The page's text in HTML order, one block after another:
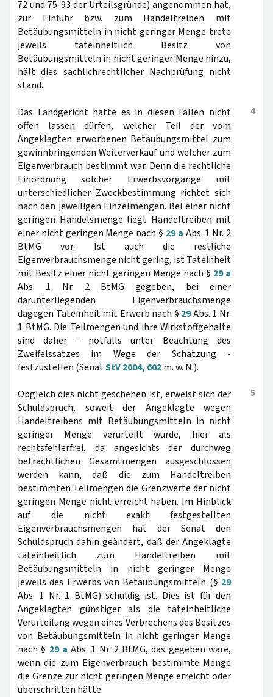
72 und 75-93 der Urteilsgründe) angenommen hat,
zur Einfuhr bzw. zum Handeltreiben mit
Betäubungsmitteln in nicht geringer Menge trete
jeweils tateinheitlich Besitz von
Betäubungsmitteln in nicht geringer Menge hinzu,
hält dies sachlichrechtlicher Nachprüfung nicht
stand.
4
Das Landgericht hätte es in diesen Fällen nicht
offen lassen dürfen, welcher Teil der vom
Angeklagten erworbenen Betäubungsmittel zum
gewinnbringenden Weiterverkauf und welcher zum
Eigenverbrauch bestimmt war. Denn die rechtliche
Einordnung solcher Erwerbsvorgänge mit
unterschiedlicher Zweckbestimmung richtet sich
nach den jeweiligen Einzelmengen. Bei einer nicht
geringen Handelsmenge liegt Handeltreiben mit
einer nicht geringen Menge nach § 29 a Abs. 1 Nr. 2
BtMG vor. Ist auch die restliche
Eigenverbrauchsmenge nicht gering, ist Tateinheit
mit Besitz einer nicht geringen Menge nach § 29 a
Abs. 1 Nr. 2 BtMG gegeben, bei einer
darunterliegenden Eigenverbrauchsmenge
dagegen Tateinheit mit Erwerb nach § 29Abs. 1 Nr.
1 BtMG. Die Teilmengen und ihre Wirkstoffgehalte
sind daher - notfalls unter Beachtung des
Zweifelssatzes im Wege der Schätzung -
festzustellen (SenatStV 2004, 602m. w. N.).
5
Obgleich dies nicht geschehen ist, erweist sich der
Schuldspruch, soweit der Angeklagte wegen
Handeltreibens mit Betäubungsmitteln in nicht
geringer Menge verurteilt wurde, hier als
rechtsfehlerfrei, da angesichts der durchweg
beträchtlichen Gesamtmengen ausgeschlossen
werden kann, daß die zum Handeltreiben
bestimmten Teilmengen die Grenzwerte der nicht
geringen Menge nicht erreicht haben. Im Hinblick
auf die nicht exakt festgestellten
Eigenverbrauchsmengen hat der Senat den
Schuldspruch dahin geändert, daß der Angeklagte
tateinheitlich zum Handeltreiben mit
Betäubungsmitteln in nicht geringer Menge
jeweils des Erwerbs von Betäubungsmitteln (§ 29
Abs. 1 Nr. 1 BtMG) schuldig ist. Dies ist für den
Angeklagten günstiger als die tateinheitliche
Verurteilung wegen eines Verbrechens des Besitzes
von Betäubungsmitteln in nicht geringer Menge
nach § 29 a Abs. 1 Nr. 2 BtMG, das gegeben wäre,
wenn die zum Eigenverbrauch bestimmte Menge
die Grenze zur nicht geringen Menge erreicht oder
überschritten hätte.